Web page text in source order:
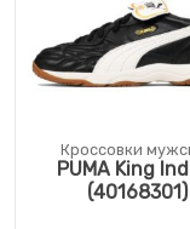
Кроссовки
PUMA King
(40168301)